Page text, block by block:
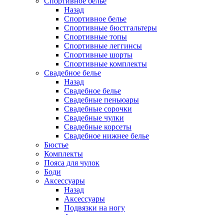
Назад
Спортивное белье
Спортивные бюстгальтеры
Спортивные топы
Спортивные леггинсы
Спортивные шорты
Спортивные комплекты
Свадебное белье
Назад
Свадебное белье
Свадебные пеньюары
Свадебные сорочки
Свадебные чулки
Свадебные корсеты
Свадебное нижнее белье
Бюстье
Комплекты
Пояса для чулок
Боди
Аксессуары
Назад
Аксессуары
Подвязки на ногу